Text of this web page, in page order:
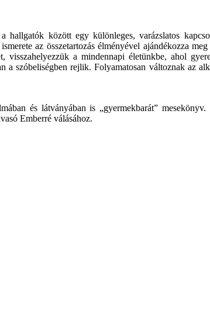
között egy különleges, varázslatos
az összetartozás élményével ajándékozza
a mindennapi életünkbe, ahol
szóbeliségben rejlik. Folyamatosan változnak az
és látványában is „gyermekbarát”
Emberré válásához.